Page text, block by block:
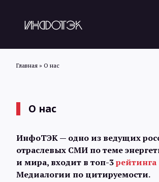
Статьи
Главная » О нас
О нас
ИнфоТЭК — одно из ведущих
отраслевых СМИ по теме
и мира, входит в топ-3рейтинга
Медиалогии по цитируемости.